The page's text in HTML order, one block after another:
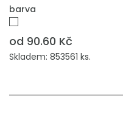
barva
od 90.60 Kč
Skladem: 853561 ks.